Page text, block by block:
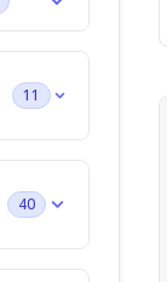
11
40